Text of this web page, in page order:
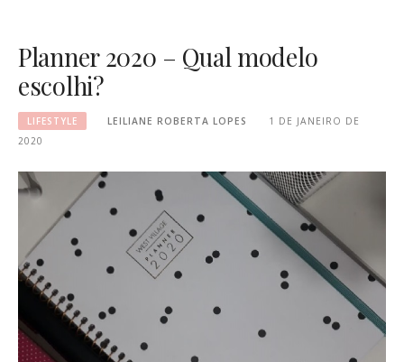
Planner 2020 – Qual modelo
escolhi?
LIFESTYLE LEILIANE ROBERTA LOPES
1 DE JANEIRO DE
2020